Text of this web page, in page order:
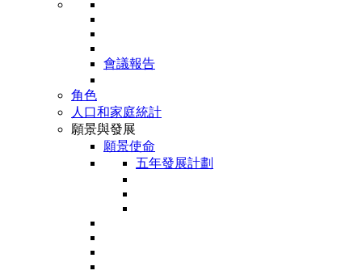
會議報告
角色
人口和家庭統計
願景與發展
願景使命
五年發展計劃